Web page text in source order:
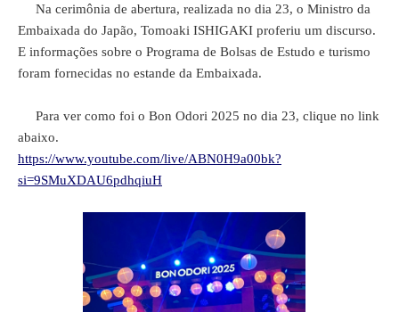
Na cerimônia de abertura, realizada no dia 23, o Ministro da
Embaixada do Japão, Tomoaki ISHIGAKI proferiu um discurso.
E informações sobre o Programa de Bolsas de Estudo e turismo
foram fornecidas no estande da Embaixada.
Para ver como foi o Bon Odori 2025 no dia 23, clique no link
abaixo.
https://www.youtube.com/live/ABN0H9a00bk?
si=9SMuXDAU6pdhqiuH